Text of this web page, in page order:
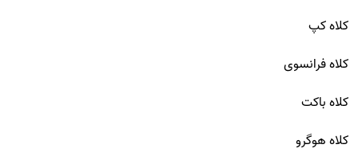
کلاه کپ
کلاه فرانسوی
کلاه باکت
کلاه هوگرو